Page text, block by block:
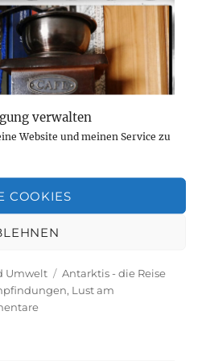
verwalten
Website und meinen Service zu
COOKIES
Käffchen!
Umwelt Schlagwörter
Antarktis - die Reise
, Lust am
zu